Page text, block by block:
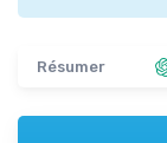
Résumer